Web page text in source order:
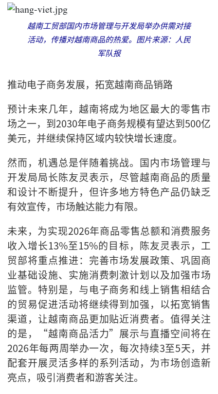
越南工贸部国内市场管理与开发局举办供需对接
活动，传播对越南商品的热爱。图片来源：人民
军队报
推动电子商务发展，拓宽越南商品销路
预计未来几年，越南将成为地区最大的零售市
场之一，到2030年电子商务规模有望达到500亿
美元，并继续保持区域内较快增长速度。
然而，机遇总是伴随着挑战。国内市场管理与
开发局局长陈友灵表示，尽管越南商品的质量
和设计不断提升，但许多地方特色产品仍缺乏
有效宣传，市场触达能力有限。
未来，为实现2026年商品零售总额和消费服务
收入增长13%至15%的目标，陈友灵表示，工
贸部将重点推进：完善市场发展政策、巩固商
业基础设施、实施消费刺激计划以及加强市场
监管。特别是，与电子商务和线上销售相结合
的贸易促进活动将继续得到加强，以拓宽销售
渠道，让越南商品更加贴近消费者。值得关注
的是，“越南商品活力”展示与直播空间将在
2026年每两周举办一次，每次持续3至5天，并
配套开展灵活多样的系列活动，为市场创造新
亮点，吸引消费者和游客关注。